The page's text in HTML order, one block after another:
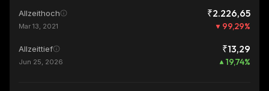
Allzeithoch ₹2.226,65
Mar 13, 2021 99,29%
Allzeittief ₹13,29
Jun 25, 2026 19,74%